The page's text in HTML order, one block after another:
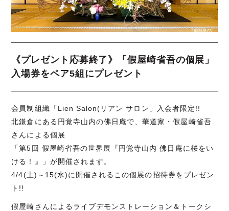
《プレゼント応募終了》「假屋崎省吾の個展」
入場券をペア5組にプレゼント
会員制組織「Lien Salon(リアン サロン」入会者限定!!
北鎌倉にある円覚寺山内の佛日庵で、華道家・假屋崎省吾
さんによる個展
「第5回 假屋崎省吾の世界展『円覚寺山内 佛日庵に桜をい
ける！』」が開催されます。
4/4(土)～15(水)に開催されるこの個展の招待券をプレゼン
ト!!
假屋崎さんによるライブデモンストレーション＆トークシ